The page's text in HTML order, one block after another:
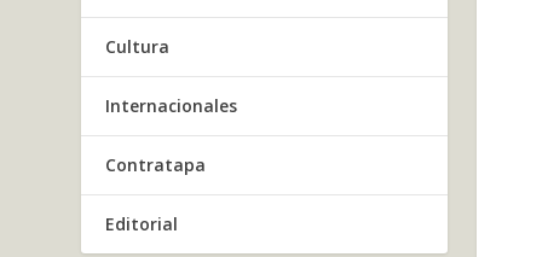
Cultura
Internacionales
Contratapa
Editorial